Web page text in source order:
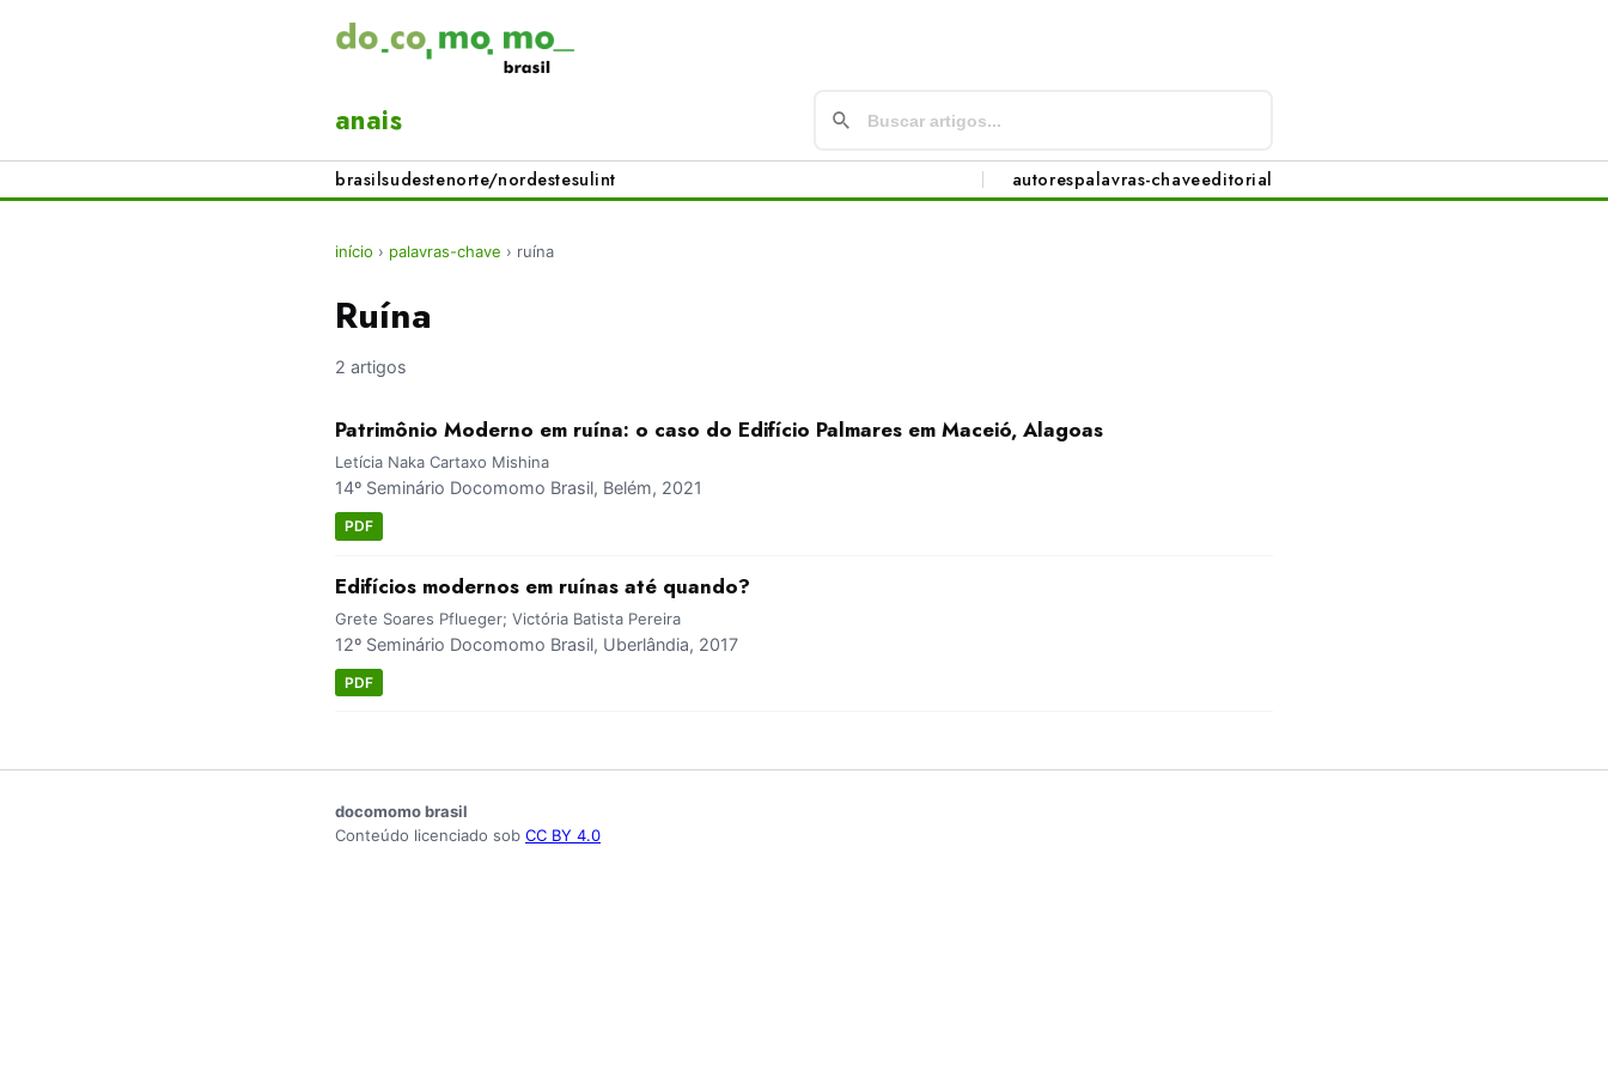
anais
brasilsudestenorte/nordestesulint autorespalavras-chaveeditorial
início › palavras-chave › ruína
Ruína
2 artigos
Patrimônio Moderno em ruína: o caso do Edifício Palmares em Maceió, Alagoas
Letícia Naka Cartaxo Mishina
14º Seminário Docomomo Brasil, Belém, 2021
PDF
Edifícios modernos em ruínas até quando?
Grete Soares Pflueger; Victória Batista Pereira
12º Seminário Docomomo Brasil, Uberlândia, 2017
PDF
docomomo brasil
Conteúdo licenciado sob CC BY 4.0